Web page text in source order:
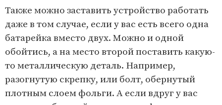
Также можно заставить устройство работать
даже в том случае, если у вас есть всего одна
батарейка вместо двух. Можно и одной
обойтись, а на место второй поставить какую-
то металлическую деталь. Например,
разогнутую скрепку, или болт, обернутый
плотным слоем фольги. А если вдруг у вас